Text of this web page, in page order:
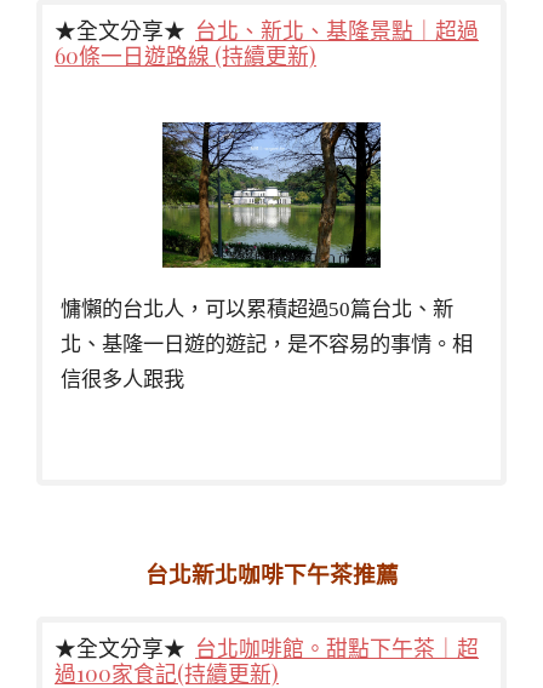
★全文分享★ 台北、新北、基隆景點｜超過
60條一日遊路線 (持續更新)
慵懶的台北人，可以累積超過50篇台北、新
北、基隆一日遊的遊記，是不容易的事情。相
信很多人跟我
台北新北咖啡下午茶推薦
★全文分享★ 台北咖啡館。甜點下午茶｜超
過100家食記(持續更新)